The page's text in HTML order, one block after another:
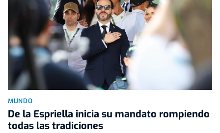
MUNDO
De la Espriella inicia su mandato rompiendo
todas las tradiciones